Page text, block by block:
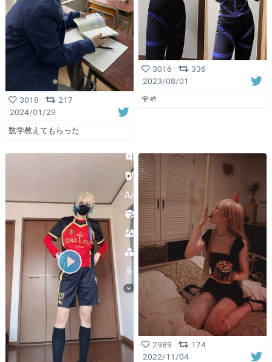
3018
217
2024/01/29
数学教えてもらった
3016
336
2023/08/01
🌹🌱
2989
174
2022/11/04